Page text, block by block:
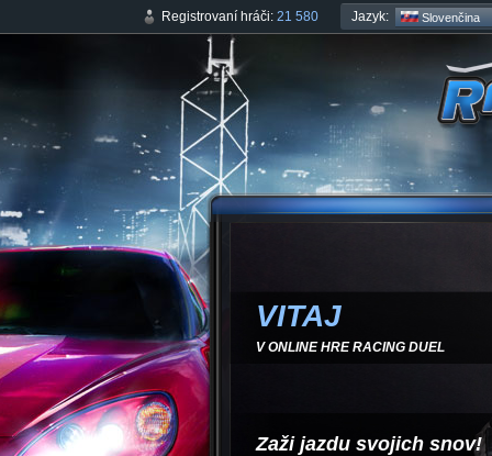
Registrovaní hráči: 21 580 Jazyk: Slovenčina
VITAJ
V ONLINE HRE RACING DUEL
Zaži jazdu svojich snov!